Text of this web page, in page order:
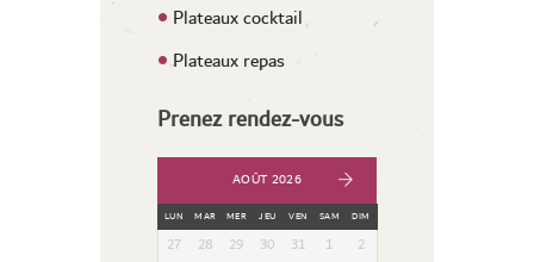
Plateaux cocktail
Plateaux repas
Prenez rendez-vous
AOÛT 2026
LUN MAR MER JEU VEN SAM DIM
27 28 29 30 31 1
2